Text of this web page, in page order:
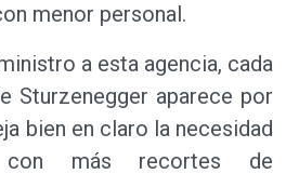
menor personal.
a esta agencia, cada
Sturzenegger aparece por
bien en claro la necesidad
con más recortes de